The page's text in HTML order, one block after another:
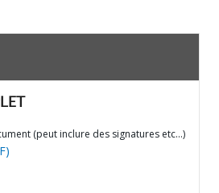
(peut inclure des signatures etc…)